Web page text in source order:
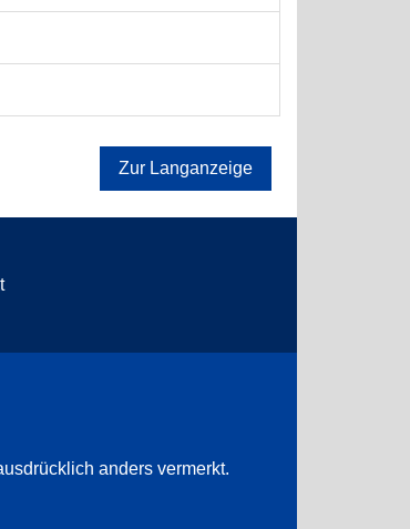
Zur Langanzeige
anders vermerkt.